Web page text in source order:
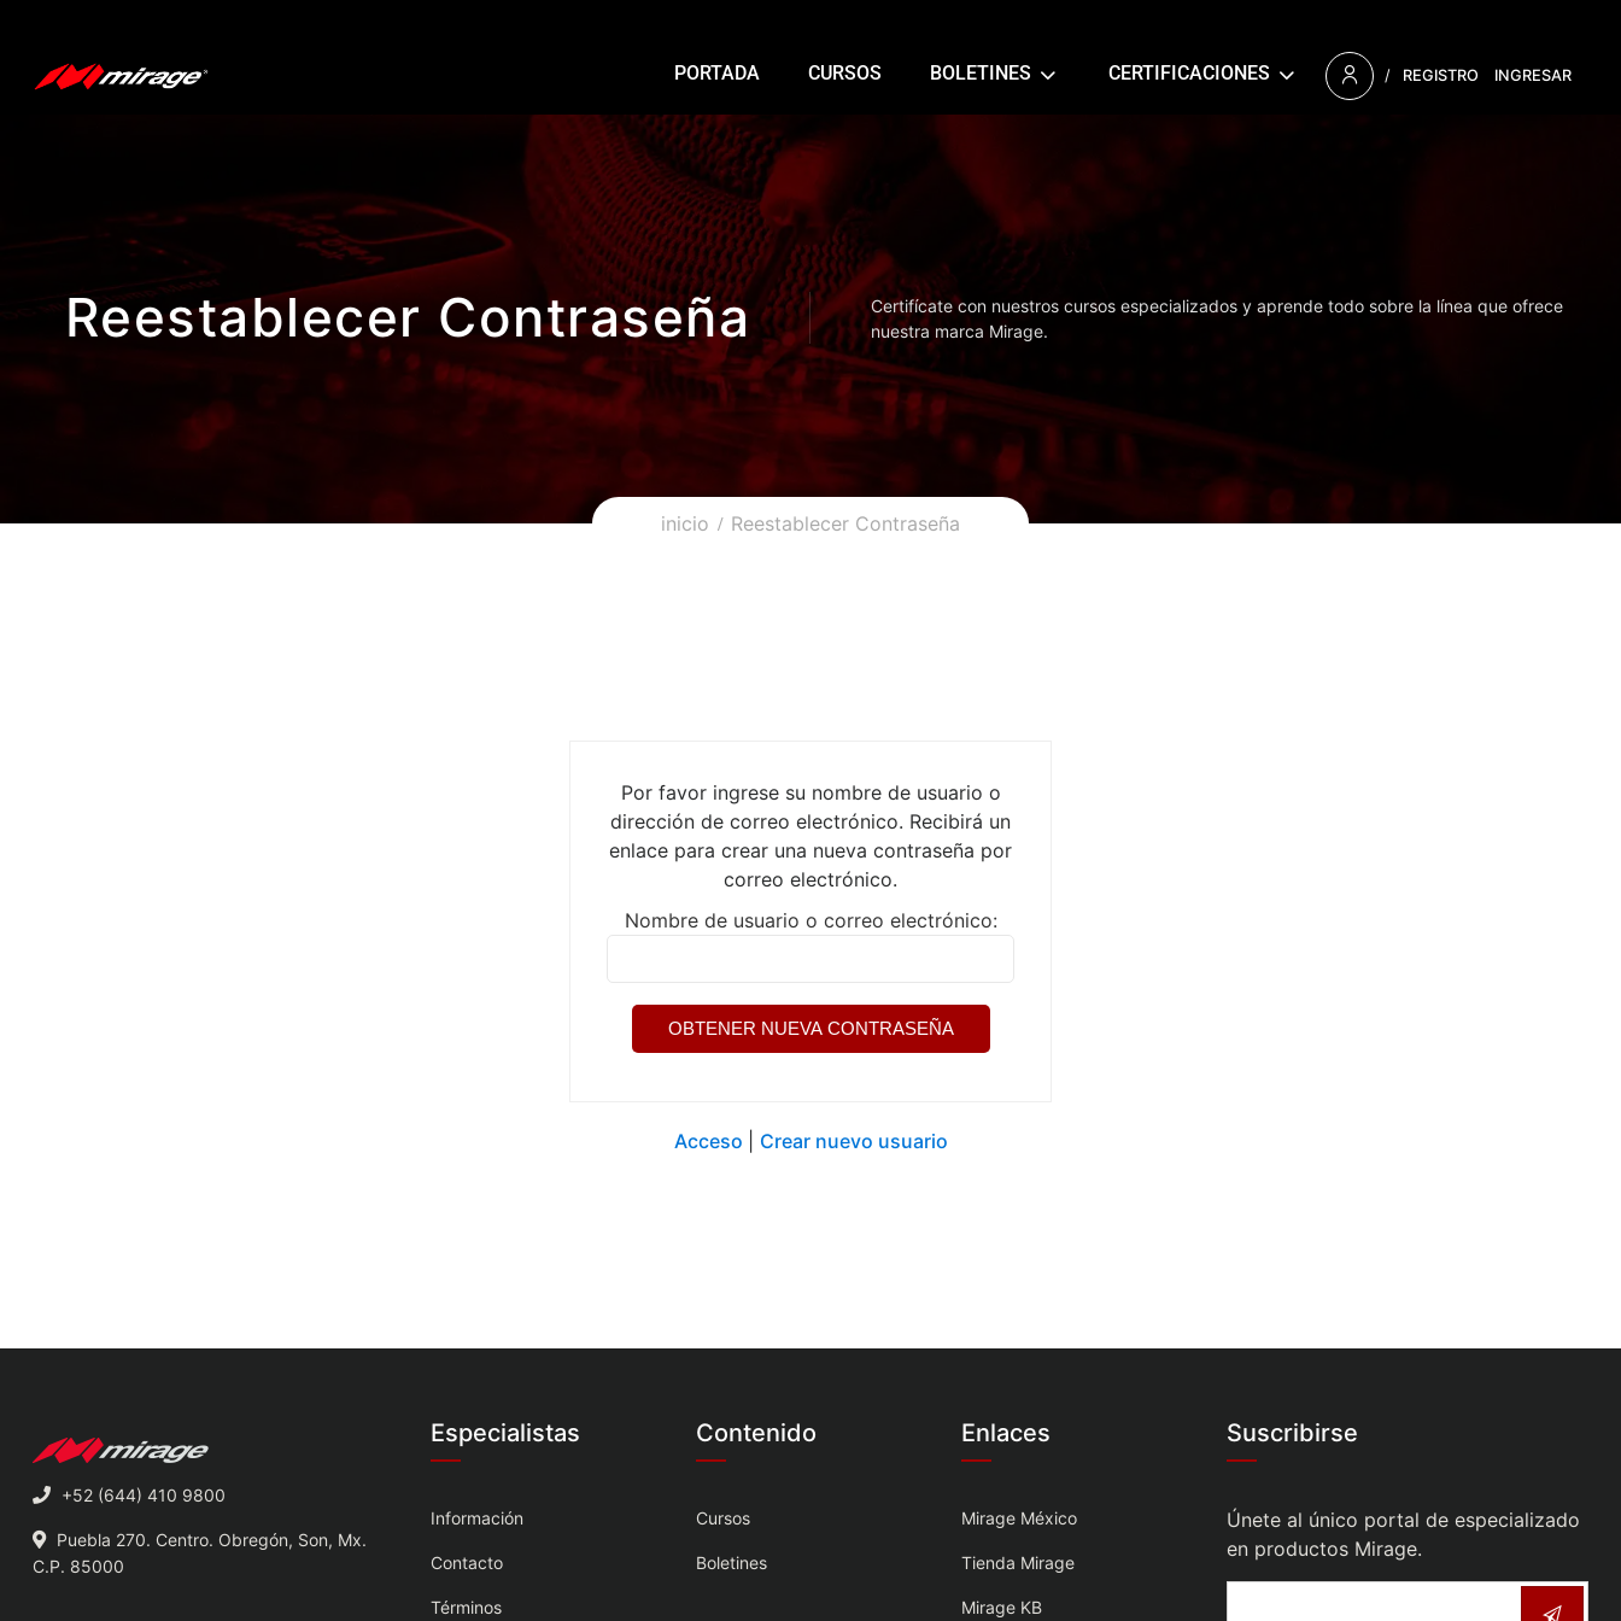
PORTADA CURSOS BOLETINES CERTIFICACIONES / REGISTRO INGRESAR
Reestablecer Contraseña
Certifícate con nuestros cursos especializados y aprende todo sobre la línea que ofrece
nuestra marca Mirage.
inicio Reestablecer Contraseña
Por favor ingrese su nombre de usuario o
dirección de correo electrónico. Recibirá un
enlace para crear una nueva contraseña por
correo electrónico.
Nombre de usuario o correo electrónico:
Acceso Crear nuevo usuario
+52 (644) 410 9800
Puebla 270. Centro. Obregón, Son, Mx.
C.P. 85000
Especialistas
Información
Contacto
Términos
Contenido
Cursos
Boletines
Enlaces
Mirage México
Tienda Mirage
Mirage KB
Suscribirse
Únete al único portal de especializado
en productos Mirage.